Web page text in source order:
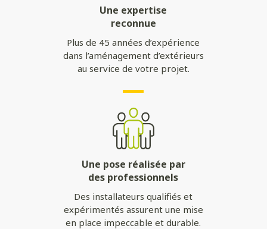
Une expertise
reconnue
Plus de 45 années d’expérience
dans l’aménagement d’extérieurs
au service de votre projet.
Une pose réalisée par
des professionnels
Des installateurs qualifiés et
expérimentés assurent une mise
en place impeccable et durable.